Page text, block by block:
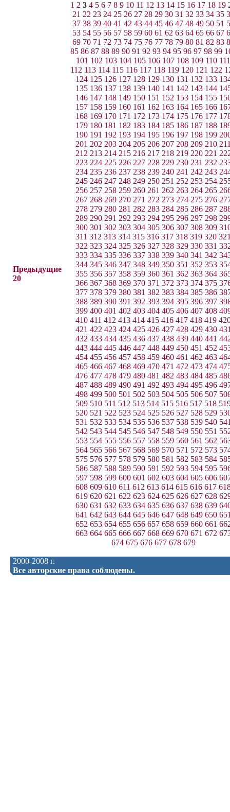
Предыдущие
20
1 2 3 4 5 6 7 8 9 10 11 12 13 14 15 16 17 18 19
21 22 23 24 25 26 27 28 29 30 31 32 33 34 35
37 38 39 40 41 42 43 44 45 46 47 48 49 50 51
53 54 55 56 57 58 59 60 61 62 63 64 65 66 67
69 70 71 72 73 74 75 76 77 78 79 80 81 82 83
85 86 87 88 89 90 91 92 93 94 95 96 97 98 99
101 102 103 104 105 106 107 108 109 110 111
112 113 114 115 116 117 118 119 120 121 122
124 125 126 127 128 129 130 131 132 133
135 136 137 138 139 140 141 142 143 144
146 147 148 149 150 151 152 153 154 155
157 158 159 160 161 162 163 164 165 166
168 169 170 171 172 173 174 175 176 177
179 180 181 182 183 184 185 186 187 188
190 191 192 193 194 195 196 197 198 199
201 202 203 204 205 206 207 208 209 210
212 213 214 215 216 217 218 219 220 221
223 224 225 226 227 228 229 230 231 232
234 235 236 237 238 239 240 241 242 243
245 246 247 248 249 250 251 252 253 254
256 257 258 259 260 261 262 263 264 265
267 268 269 270 271 272 273 274 275 276
278 279 280 281 282 283 284 285 286 287
289 290 291 292 293 294 295 296 297 298
300 301 302 303 304 305 306 307 308 309
311 312 313 314 315 316 317 318 319 320
322 323 324 325 326 327 328 329 330 331
333 334 335 336 337 338 339 340 341 342
344 345 346 347 348 349 350 351 352 353
355 356 357 358 359 360 361 362 363 364
366 367 368 369 370 371 372 373 374 375
377 378 379 380 381 382 383 384 385 386
388 389 390 391 392 393 394 395 396 397
399 400 401 402 403 404 405 406 407 408
410 411 412 413 414 415 416 417 418 419
421 422 423 424 425 426 427 428 429 430
432 433 434 435 436 437 438 439 440 441
443 444 445 446 447 448 449 450 451 452
454 455 456 457 458 459 460 461 462 463
465 466 467 468 469 470 471 472 473 474
476 477 478 479 480 481 482 483 484 485
487 488 489 490 491 492 493 494 495 496
498 499 500 501 502 503 504 505 506 507
509 510 511 512 513 514 515 516 517 518
520 521 522 523 524 525 526 527 528 529
531 532 533 534 535 536 537 538 539 540
542 543 544 545 546 547 548 549 550 551
553 554 555 556 557 558 559 560 561 562
564 565 566 567 568 569 570 571 572 573
575 576 577 578 579 580 581 582 583 584
586 587 588 589 590 591 592 593 594 595
597 598 599 600 601 602 603 604 605 606
608 609 610 611 612 613 614 615 616 617
619 620 621 622 623 624 625 626 627 628
630 631 632 633 634 635 636 637 638 639
641 642 643 644 645 646 647 648 649 650
652 653 654 655 656 657 658 659 660 661
663 664 665 666 667 668 669 670 671 672
674 675 676 677 678 679
2000-2008 г.
Все авторские права соблюдены.